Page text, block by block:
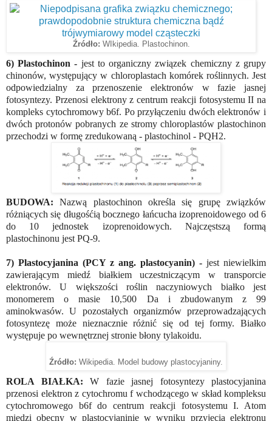
Źródło: WIkipedia. Plastochinon.
6) Plastochinon - jest to organiczny związek chemiczny z grupy
chinonów, występujący w chloroplastach komórek roślinnych. Jest
odpowiedzialny za przenoszenie elektronów w fazie jasnej
fotosyntezy. Przenosi elektrony z centrum reakcji fotosystemu II na
kompleks cytochromowy b6f. Po przyłączeniu dwóch elektronów i
dwóch protonów pobranych ze stromy chloroplastów plastochinon
przechodzi w formę zredukowaną - plastochinol - PQH2.
BUDOWA:Nazwą plastochinon określa się grupę związków
różniących się długośćią bocznego łańcucha izoprenoidowego od 6
do 10 jednostek izoprenoidowych. Najczęstszą formą
plastochinonu jest PQ-9.
7) Plastocyjanina (PCY z ang. plastocyanin) - jest niewielkim
zawierającym miedź białkiem uczestniczącym w transporcie
elektronów. U większości roślin naczyniowych białko jest
monomerem o masie 10,500 Da i zbudowanym z 99
aminokwasów. U pozostałych organizmów przeprowadzających
fotosyntezę może nieznacznie różnić się od tej formy. Białko
występuje po wewnętrznej stronie błony tylakoidu.
Źródło: Wikipedia. Model budowy plastocyjaniny.
ROLA BIAŁKA: W fazie jasnej fotosyntezy plastocyjanina
przenosi elektron z cytochromu f wchodzącego w skład kompleksu
cytochromowego b6f do centrum reakcji fotosystemu I. Atom
miedzi obecny w plastocyjaninie w wyniku przyjęcia elektronu